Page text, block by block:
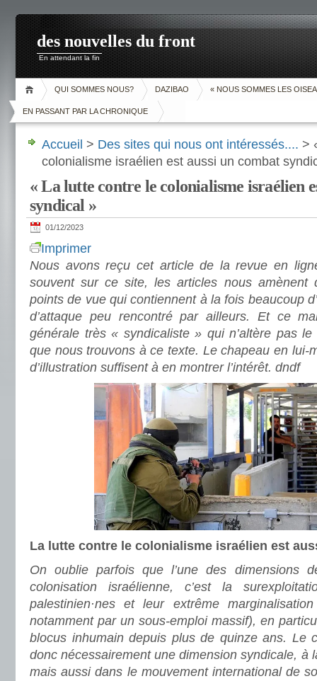
des nouvelles du front
En attendant la fin
QUI SOMMES NOUS? DAZIBAO « NOUS SOMMES LES
EN PASSANT PAR LA CHRONIQUE
Accueil > Des sites qui nous ont intéressés.... >
colonialisme israélien est aussi un combat
« La lutte contre le colonialisme israélien
syndical »
01/12/2023
Imprimer
Nous avons reçu cet article de la revue en
souvent sur ce site, les articles nous amènent
points de vue qui contiennent à la fois beaucoup
d’attaque peu rencontré par ailleurs. Et ce
générale très « syndicaliste » qui n’altère pas le
que nous trouvons à ce texte. Le chapeau en lui-
d’illustration suffisent à en montrer l’intérêt. dndf
La lutte contre le colonialisme israélien est
On oublie parfois que l’une des dimensions
colonisation israélienne, c’est la
palestinien·nes et leur extrême
notamment par un sous-emploi massif), en
blocus inhumain depuis plus de quinze ans. Le
donc nécessairement une dimension syndicale, à
mais aussi dans le mouvement international de